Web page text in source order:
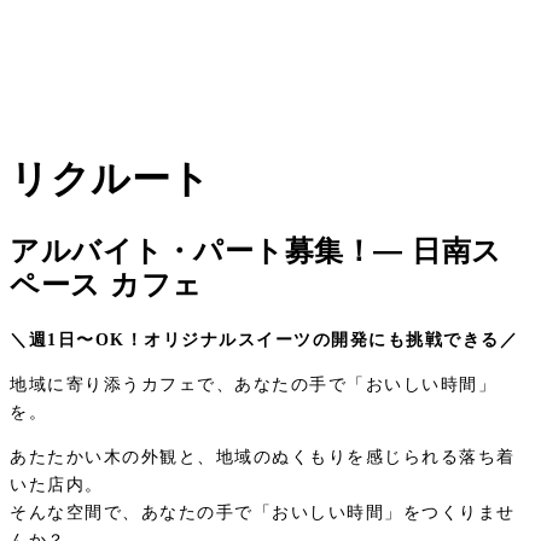
リクルート
アルバイト・パート募集！— 日南ス
ペース カフェ
＼週1日〜OK！オリジナルスイーツの開発にも挑戦できる／
地域に寄り添うカフェで、あなたの手で「おいしい時間」
を。
あたたかい木の外観と、地域のぬくもりを感じられる落ち着
いた店内。
そんな空間で、あなたの手で「おいしい時間」をつくりませ